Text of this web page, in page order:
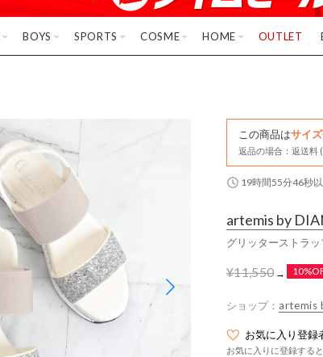
BOYS SPORTS COSME HOME OUTLET
この商品はサイ
返品の場合：返送料
19時間55分45秒
artemis by
グリッターストラ
¥11,550→
ショップ： artemis
お気に入り登録
お気に入りに登録すると